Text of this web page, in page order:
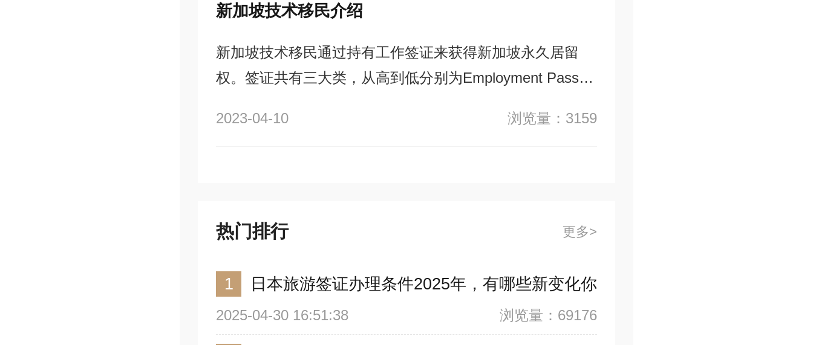
新加坡技术移民介绍
新加坡技术移民通过持有工作签证来获得新加坡永久居留
权。签证共有三大类，从高到低分别为Employment Pass、
行政、技术等方面的海外专业人员。其中，新加坡目前可以
2023-04-10 浏览量：3159
热门排行 更多
1 日本旅游签证办理条件2025年，有哪些新变化你要注意？
2025-04-30 16:51:38 浏览量：69176